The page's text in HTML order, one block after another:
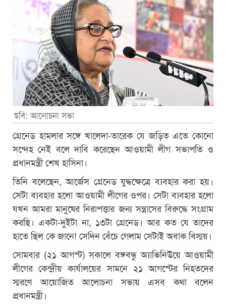
ছবি: আলোচনা সভা
গ্রেনেড হামলার সঙ্গে খালেদা-তারেক যে জড়িত এতে কোনো
সন্দেহ নেই বলে দাবি করেছেন আওয়ামী লীগ সভাপতি ও
প্রধানমন্ত্রী শেখ হাসিনা।
তিনি বলেছেন, আর্জেস গ্রেনেড যুদ্ধক্ষেত্রে ব্যবহার করা হয়।
সেটা ব্যবহার হলো আওয়ামী লীগের ওপর। সেটা ব্যবহার হলো
যখন আমরা মানুষের নিরাপত্তার জন্য সন্ত্রাসের বিরুদ্ধে সংগ্রাম
করছি। একটা-দুইটা না, ১৩টা গ্রেনেড। আর কত যে তাদের
হাতে ছিল কে জানে! সেদিন বেঁচে গেলাম সেটাই অবাক বিস্ময়।
সোমবার (২১ আগস্ট) সকালে বঙ্গবন্ধু অ্যাভিনিউয়ে আওয়ামী
লীগের কেন্দ্রীয় কার্যালয়ের সামনে ২১ আগস্টের নিহতদের
স্মরণে আয়োজিত আলোচনা সভায় এসব কথা বলেন
প্রধানমন্ত্রী।